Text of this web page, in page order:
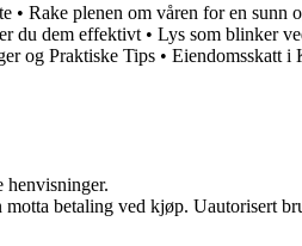
• Rake plenen om våren for en sunn
du dem effektivt • Lys som blinker
og Praktiske Tips • Eiendomsskatt i
betaling ved kjøp. Uautorisert